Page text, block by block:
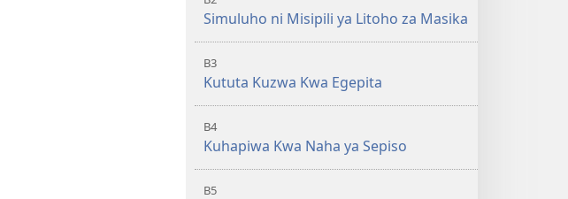
Simuluho ni Misipili ya Litoho za Masika
B3
Kututa Kuzwa Kwa Egepita
B4
Kuhapiwa Kwa Naha ya Sepiso
B5